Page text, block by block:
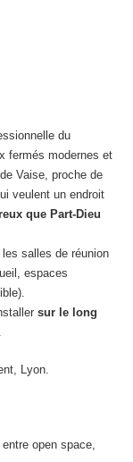
du
fermés modernes et
Vaise, proche de
veulent un endroit
que Part-Dieu
salles de réunion
espaces
sur le long
Lyon.
open space,